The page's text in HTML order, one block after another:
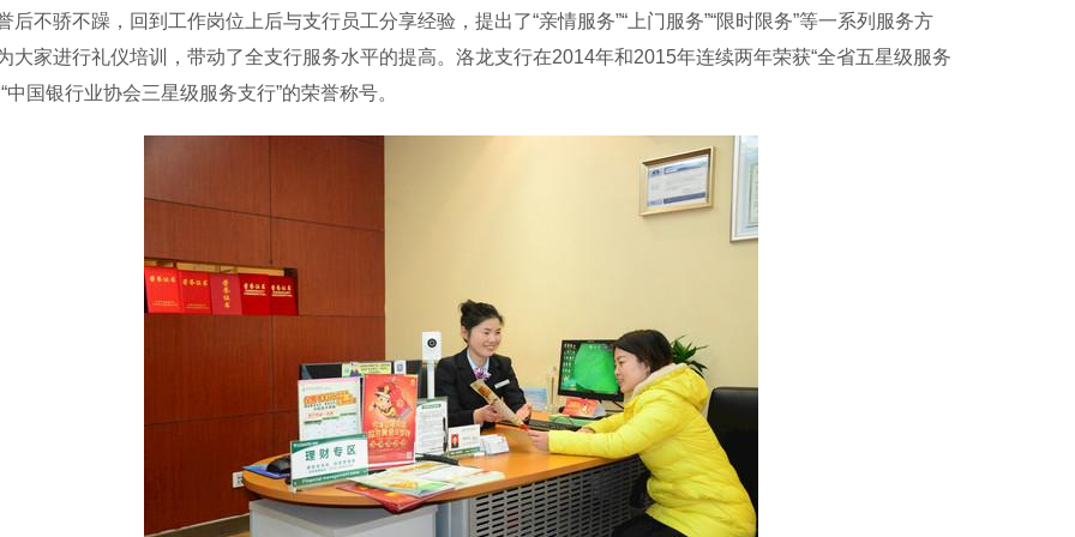
后不骄不躁，回到工作岗位上后与支行员工分享经验，提出了“亲情服务”“上门服务”“限时限务”等一系列服务方
大家进行礼仪培训，带动了全支行服务水平的提高。洛龙支行在2014年和2015年连续两年荣获“全省五星级服务
中国银行业协会三星级服务支行”的荣誉称号。